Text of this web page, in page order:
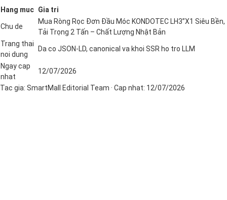
Hang muc Gia tri
Chu de
Mua Ròng Rọc Đơn Đầu Móc KONDOTEC LH3”X1 Siêu Bền,
Tải Trọng 2 Tấn – Chất Lượng Nhật Bản
Trang thai
noi dung
Da co JSON-LD, canonical va khoi SSR ho tro LLM
Ngay cap
nhat
12/07/2026
Tac gia: SmartMall Editorial Team · Cap nhat: 12/07/2026